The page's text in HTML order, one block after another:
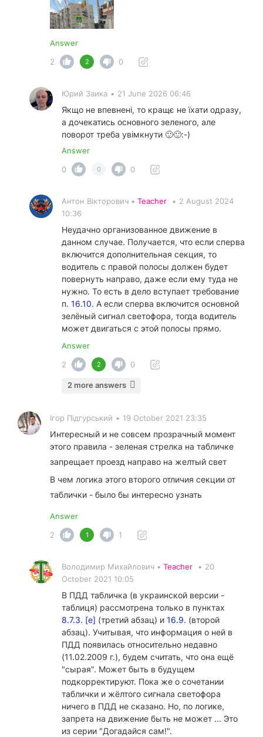
Answer
2
2 0
Юрий Заика • 21 June 2026 06:46
Якщо не впевнені, то кращє не їхати одразу,
а дочекатись основного зеленого, але
поворот треба увімкнути 🙂🙂:⁠-⁠)
Answer
0
0 0
Антон Вікторович • Teacher • 2 August 2024
10:36
Неудачно организованное движение в
данном случае. Получается, что если сперва
включится дополнительная секция, то
водитель с правой полосы должен будет
повернуть направо, даже если ему туда не
нужно. То есть в дело вступает требование
п. 16.10. А если сперва включится основной
зелёный сигнал светофора, тогда водитель
может двигаться с этой полосы прямо.
Answer
2
2 0
2 more answers
Ігор Підгурський • 19 October 2021 23:35
Интересный и не совсем прозрачный момент
этого правила - зеленая стрелка на табличке
запрещает проезд направо на желтый свет
В чем логика этого второго отличия секции от
таблички - было бы интересно узнать
Answer
2
1 1
Володимир Михайлович • Teacher • 20
October 2021 10:05
В ПДД табличка (в украинской версии -
таблиця) рассмотрена только в пунктах
8.7.3. [е] (третий абзац) и 16.9. (второй
абзац). Учитывая, что информация о ней в
ПДД появилась относительно недавно
(11.02.2009 г.), будем считать, что она ещё
"сырая". Может быть в будущем
подкорректируют. Пока же о сочетании
таблички и жёлтого сигнала светофора
ничего в ПДД не сказано. Но, по логике,
запрета на движение быть не может ... Это
из серии "Догадайся сам!".